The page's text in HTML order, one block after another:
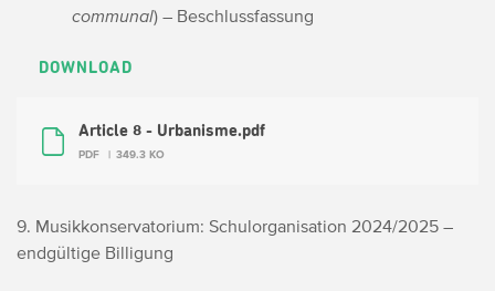
communal) – Beschlussfassung
DOWNLOAD
Article 8 - Urbanisme.pdf
PDF 349.3 KO
9. Musikkonservatorium: Schulorganisation 2024/2025 –
endgültige Billigung